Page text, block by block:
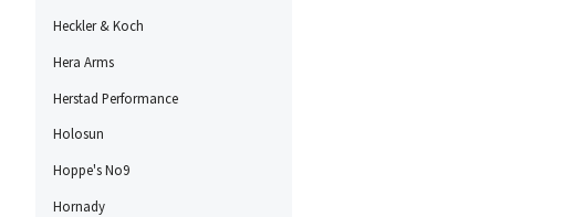
Heckler & Koch
Hera Arms
Herstad Performance
Holosun
Hoppe's No9
Hornady